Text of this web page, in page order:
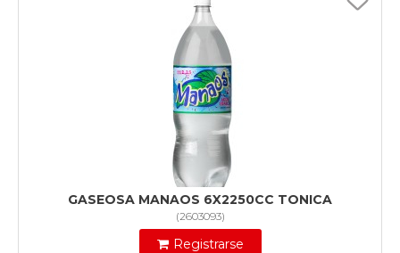
GASEOSA MANAOS 6X2250CC TONICA
(2603093)
Registrarse